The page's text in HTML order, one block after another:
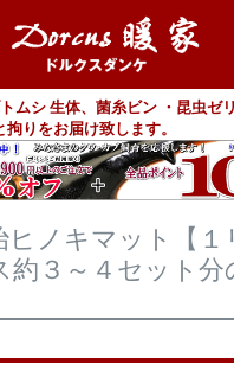
ムシ 生体、菌糸ビン ・昆虫ゼ
りをお届け致します。
ノキマット【１
３～４セット分